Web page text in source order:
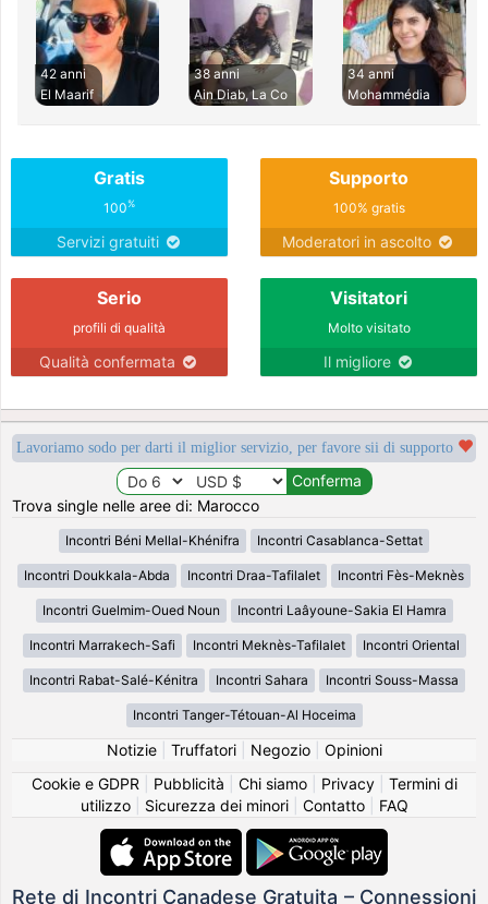
42 anni
El Maarif
38 anni
Ain Diab, La Co
34 anni
Mohammédia
Gratis
100%
Servizi gratuiti
Supporto
100% gratis
Moderatori in ascolto
Serio
profili di qualità
Qualità confermata
Visitatori
Molto visitato
Il migliore
Lavoriamo sodo per darti il miglior servizio, per favore sii di supporto
Trova single nelle aree di: Marocco
Incontri Béni Mellal-Khénifra Incontri Casablanca-Settat
Incontri Doukkala-Abda Incontri Draa-Tafilalet Incontri Fès-Meknès
Incontri Guelmim-Oued Noun Incontri Laâyoune-Sakia El Hamra
Incontri Marrakech-Safi Incontri Meknès-Tafilalet Incontri Oriental
Incontri Rabat-Salé-Kénitra Incontri Sahara Incontri Souss-Massa
Incontri Tanger-Tétouan-Al Hoceima
Notizie| Truffatori| Negozio| Opinioni
Cookie e GDPR
Pubblicità Chi siamo| Privacy| Termini di
utilizzo| Sicurezza dei minori| Contatto| FAQ
Rete di Incontri Canadese Gratuita – Connessioni